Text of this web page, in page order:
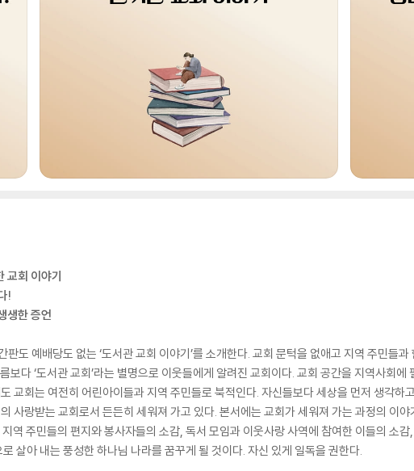
교회 이야기
!
생한 증언
판도 예배당도 없는 ‘도서관 교회 이야기’를 소개한다. 교회 문턱을 없애고 지역 주민들
다 ‘도서관 교회’라는 별명으로 이웃들에게 알려진 교회이다. 교회 공간을 지역사회에
교회는 여전히 어린아이들과 지역 주민들로 북적인다. 자신들보다 세상을 먼저 생각하
사랑받는 교회로서 든든히 세워져 가고 있다. 본서에는 교회가 세워져 가는 과정의 이
역 주민들의 편지와 봉사자들의 소감, 독서 모임과 이웃사랑 사역에 참여한 이들의 소
살아 내는 풍성한 하나님 나라를 꿈꾸게 될 것이다. 자신 있게 일독을 권한다.